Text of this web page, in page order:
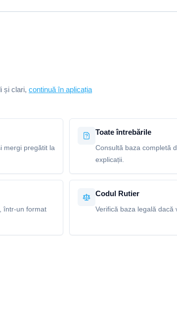
și clari, continuă în aplicația
mergi pregătit la
Toate întrebările
Consultă baza completă
explicații.
într-un format
Codul Rutier
Verifică baza legală dacă